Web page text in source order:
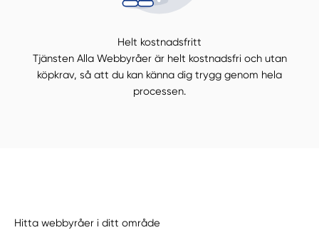
Helt kostnadsfritt
Tjänsten Alla Webbyråer är helt kostnadsfri och utan
köpkrav, så att du kan känna dig trygg genom hela
processen.
Hitta webbyråer i ditt område